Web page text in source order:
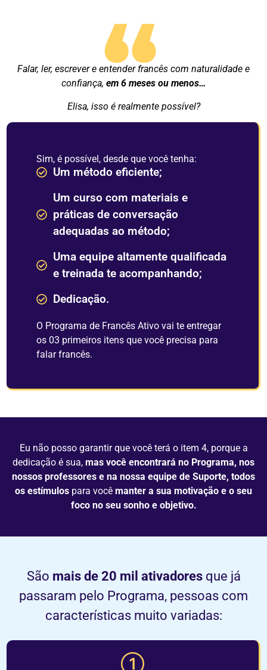
“
Falar, ler, escrevere entender francês com naturalidade e
confiança, em 6 mesesou menos…
Elisa, isso é realmente possível?
Sim, é possível, desde que você tenha:
Um método eficiente;
Um curso com materiais e
práticas de conversação
adequadas ao método;
Uma equipe altamente qualificada
e treinada te acompanhando;
Dedicação.
O Programa de Francês Ativo vai teentregar
os 03 primeiros itens que você precisa para
falar francês.
Eu não posso garantir que você terá o item 4, porque a
dedicação é sua, mas você encontrará no Programa, nos
nossos professores e na nossa equipe de Suporte, todos
os estímulos para você manter a sua motivação e o seu
foco no seu sonho e objetivo.
São mais de 20 mil ativadoresque já
passaram pelo Programa, pessoas com
característicasmuito variadas: